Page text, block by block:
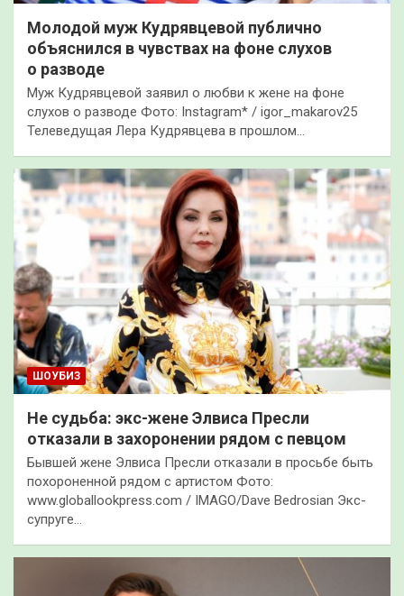
Молодой муж Кудрявцевой публично
объяснился в чувствах на фоне слухов
о разводе
Муж Кудрявцевой заявил о любви к жене на фоне
слухов о разводе Фото: Instagram* / igor_makarov25
Телеведущая Лера Кудрявцева в прошлом…
ШОУБИЗ
Не судьба: экс-жене Элвиса Пресли
отказали в захоронении рядом с певцом
Бывшей жене Элвиса Пресли отказали в просьбе быть
похороненной рядом с артистом Фото:
www.globallookpress.com / IMAGO/Dave Bedrosian Экс-
супруге…